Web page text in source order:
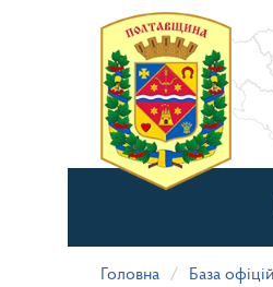
матеріалу
Головна База